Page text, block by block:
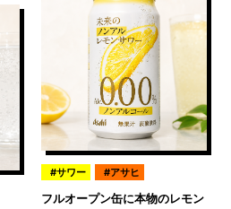
サワー アサヒ
フルオープン缶に本物のレモン